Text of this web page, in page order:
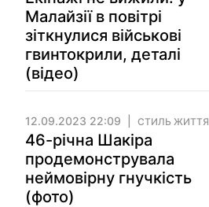
Малайзії в повітрі
зіткнулися військові
гвинтокрили, деталі
(відео)
12.09.2023 22:09 СТИЛЬ ЖИТТЯ
46-річна Шакіра
продемонструвала
неймовірну гнучкість
(фото)